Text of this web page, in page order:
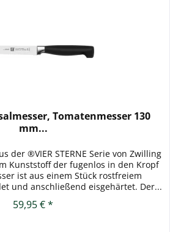
Tomatenmesser 130
mm...
der ®VIER STERNE Serie von Zwilling
Kunststoff der fugenlos in den Kropf
ist aus einem Stück rostfreiem
und anschließend eisgehärtet. Der...
59,95 € *